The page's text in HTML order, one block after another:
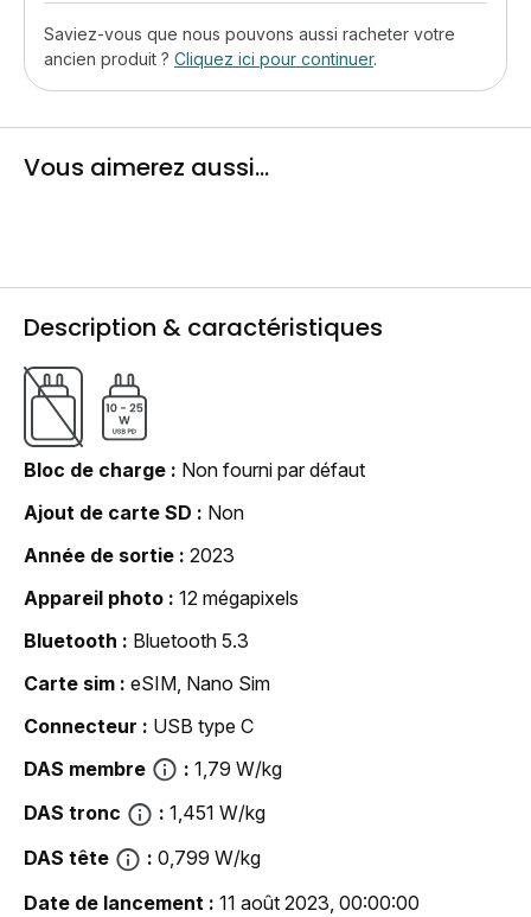
Saviez-vous que nous pouvons aussi racheter votre
ancien produit ? Cliquez ici pour continuer.
Vous aimerez aussi...
Description & caractéristiques
Bloc de charge
Non fourni par défaut
Ajout de carte SD
Non
Année de sortie
2023
Appareil photo
12 mégapixels
Bluetooth
Bluetooth 5.3
Carte sim
eSIM, Nano Sim
Connecteur
USB type C
DAS membre
1,79 W/kg
DAS tronc
1,451 W/kg
DAS tête
0,799 W/kg
Date de lancement
11 août 2023, 00:00:00